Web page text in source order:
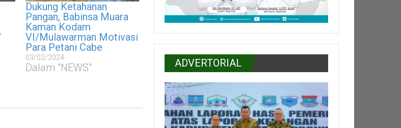
Dukung Ketahanan
Pangan, Babinsa Muara
Kaman Kodam
VI/Mulawarman Motivasi
Para Petani Cabe
03/02/2024
Dalam "NEWS" ADVERTORIAL